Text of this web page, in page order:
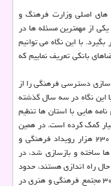
های اصلی وزارت فرهنگ و
از مهمترین مسئله ها در
با این نگاه می توانیم
بانکی تعریف نماییم که
سازی دسترسی فرهنگی را از
این نگاه در سه سال گذشته
هایی با استان ها تنطیم
کمک کرده است. در همین
راستا با ۲۰ استانداری تفاهم¬نامه امضا شده و پارسال ۲۳۰ هزار رویداد فرهنگی و
۱۰۰ سینما در استان ها ساخته و بازسازی شد، در
امید در حال راه اندازی هستند، حدود
۷۰ کتابخانه عمومی شهری و روستایی راه اندازی شدند و ۳۰ مجتمع فرهنگی و هنری در